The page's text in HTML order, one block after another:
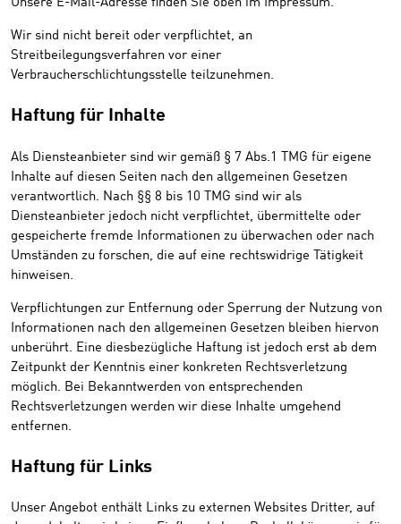
Unsere E-Mail-Adresse finden Sie oben im Impressum.
Wir sind nicht bereit oder verpflichtet, an
Streitbeilegungsverfahren vor einer
Verbraucherschlichtungsstelle teilzunehmen.
Haftung für Inhalte
Als Diensteanbieter sind wir gemäß § 7 Abs.1 TMG für eigene
Inhalte auf diesen Seiten nach den allgemeinen Gesetzen
verantwortlich. Nach §§ 8 bis 10 TMG sind wir als
Diensteanbieter jedoch nicht verpflichtet, übermittelte oder
gespeicherte fremde Informationen zu überwachen oder nach
Umständen zu forschen, die auf eine rechtswidrige Tätigkeit
hinweisen.
Verpflichtungen zur Entfernung oder Sperrung der Nutzung von
Informationen nach den allgemeinen Gesetzen bleiben hiervon
unberührt. Eine diesbezügliche Haftung ist jedoch erst ab dem
Zeitpunkt der Kenntnis einer konkreten Rechtsverletzung
möglich. Bei Bekanntwerden von entsprechenden
Rechtsverletzungen werden wir diese Inhalte umgehend
entfernen.
Haftung für Links
Unser Angebot enthält Links zu externen Websites Dritter, auf